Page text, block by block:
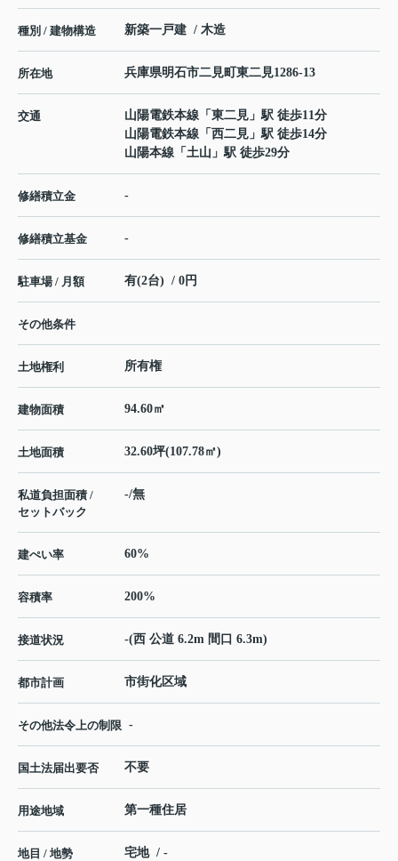
種別 / 建物構造 新築一戸建 / 木造
所在地 兵庫県明石市二見町東二見1286-13
交通 山陽電鉄本線 「 東二見 」駅 徒歩11分
山陽電鉄本線 「 西二見 」駅 徒歩14分
山陽本線 「 土山 」駅 徒歩29分
修繕積立金 -
修繕積立基金 -
駐車場 / 月額 有(2台) / 0円
その他条件
土地権利 所有権
建物面積 94.60㎡
土地面積 32.60坪(107.78㎡)
私道負担面積 /
セットバック
-/無
建ぺい率 60%
容積率 200%
接道状況 -(西 公道 6.2m 間口 6.3m)
都市計画 市街化区域
その他法令上の制限 -
国土法届出要否 不要
用途地域 第一種住居
地目 / 地勢 宅地 / -